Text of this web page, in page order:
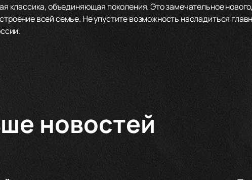
классика, объединяющая поколения. Это замечательное
всей семье. Не упустите возможность насладиться
новостей